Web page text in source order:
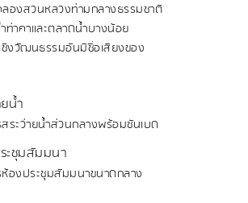
งสวนหลวงท่ามกลางธรรมชาติ
าคาและตลาดน้ำบางน้อย
ชิงวัฒนธรรมอันมีชื่อเสียงของ
น้ำ
ระว่ายน้ำส่วนกลางพร้อมซันเบด
ะชุมสัมมนา
องประชุมสัมมนาขนาดกลาง